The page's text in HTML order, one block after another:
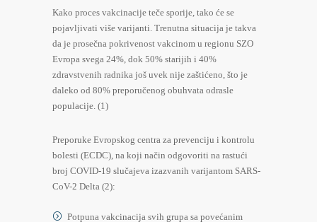
Kako proces vakcinacije teče sporije, tako će se
pojavljivati više varijanti. Trenutna situacija je takva
da je prosečna pokrivenost vakcinom u regionu SZO
Evropa svega 24%, dok 50% starijih i 40%
zdravstvenih radnika još uvek nije zaštićeno, što je
daleko od 80% preporučenog obuhvata odrasle
populacije. (1)
Preporuke Evropskog centra za prevenciju i kontrolu
bolesti (ECDC), na koji način odgovoriti na rastući
broj COVID-19 slučajeva izazvanih varijantom SARS-
CoV-2 Delta (2):
Potpuna vakcinacija svih grupa sa povećanim